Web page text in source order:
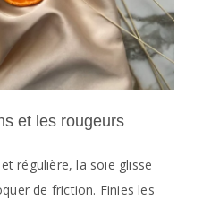
et les rougeurs
régulière, la soie glisse
de friction. Finies les